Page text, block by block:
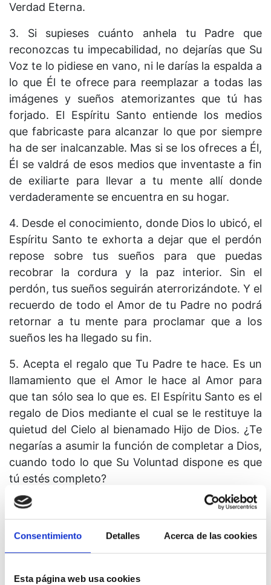
Consentimiento Detalles Acerca de las cookies
Esta página web usa cookies
Verdad Eterna.
3. Si supieses cuánto anhela tu Padre que
reconozcas tu impecabilidad, no dejarías que Su
Voz te lo pidiese en vano, ni le darías la espalda a
lo que Él te ofrece para reemplazar a todas las
imágenes y sueños atemorizantes que tú has
forjado. El Espíritu Santo entiende los medios
que fabricaste para alcanzar lo que por siempre
ha de ser inalcanzable. Mas si se los ofreces a Él,
Él se valdrá de esos medios que inventaste a fin
de exiliarte para llevar a tu mente allí donde
verdaderamente se encuentra en su hogar.
4. Desde el conocimiento, donde Dios lo ubicó, el
Espíritu Santo te exhorta a dejar que el perdón
repose sobre tus sueños para que puedas
recobrar la cordura y la paz interior. Sin el
perdón, tus sueños seguirán aterrorizándote. Y el
recuerdo de todo el Amor de tu Padre no podrá
retornar a tu mente para proclamar que a los
sueños les ha llegado su fin.
5. Acepta el regalo que Tu Padre te hace. Es un
llamamiento que el Amor le hace al Amor para
que tan sólo sea lo que es. El Espíritu Santo es el
regalo de Dios mediante el cual se le restituye la
quietud del Cielo al bienamado Hijo de Dios. ¿Te
negarías a asumir la función de completar a Dios,
cuando todo lo que Su Voluntad dispone es que
tú estés completo?
Lección 289